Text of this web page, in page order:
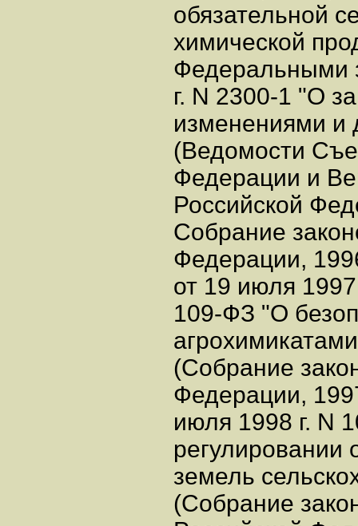
обязательной
химической
Федеральными
г. N 2300-1 "О
изменениями и
(Ведомости
Федерации и
Российской
Собрание
Федерации,
от 19 июля 1997
109-ФЗ "О
(Собрание
Федерации,
июля 1998 г. N
регулировании
земель
(Собрание